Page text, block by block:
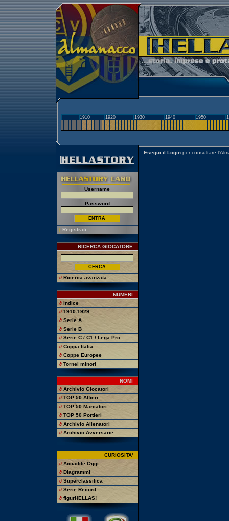
1910 1920 1930 1940 1950
Username
Password
[ Registrati
RICERCA GIOCATORE
∂ Ricerca avanzata
NUMERI
∂ Indice
∂ 1910-1929
∂ Serie A
∂ Serie B
∂ Serie C / C1 / Lega Pro
∂ Coppa Italia
∂ Coppe Europee
∂ Tornei minori
NOMI
∂ Archivio Giocatori
∂ TOP 50 Alfieri
∂ TOP 50 Marcatori
∂ TOP 50 Portieri
∂ Archivio Allenatori
∂ Archivio Avversarie
CURIOSITA'
∂ Accadde Oggi...
∂ Diagrammi
∂ Superclassifica
∂ Serie Record
∂ figurHELLAS!
Esegui il Login per consultare